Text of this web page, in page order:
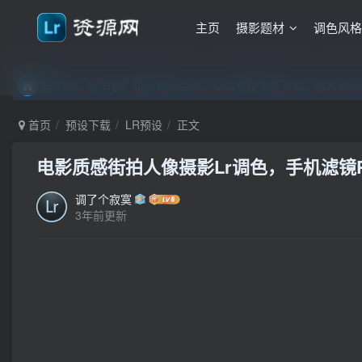
主页 摄影题材 调色风格
好消息，好消息！赞助钻石会员，全站预设免费下载，永久
首页 预设下载 LR预设 正文
电影质感街拍人像摄影Lr调色，手机滤
调了个寂寞
3年前更新